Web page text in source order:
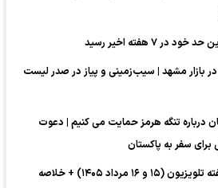
۷ هفته اخیر رسید
مشهد | سیب‌زمینی و پیاز در صدر لیست
درباره تنگه هرمز حمایت می کنیم | دعوت
برای سفر به پاکستان
فیلم‌های سینمایی آخر هفته تلویزیون (۱۵ و ۱۶ مرداد ۱۴۰۵) + خلاصه